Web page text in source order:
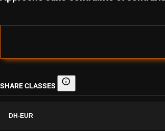
SHARE CLASSES Share classes
DH-EUR